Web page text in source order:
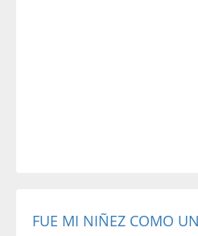
FUE MI NIÑEZ COMO